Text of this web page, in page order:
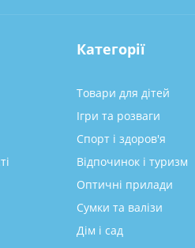
Категорії
Товари для дітей
Ігри та розваги
Спорт і здоров'я
Відпочинок і туризм
Оптичні прилади
Сумки та валізи
Дім і сад